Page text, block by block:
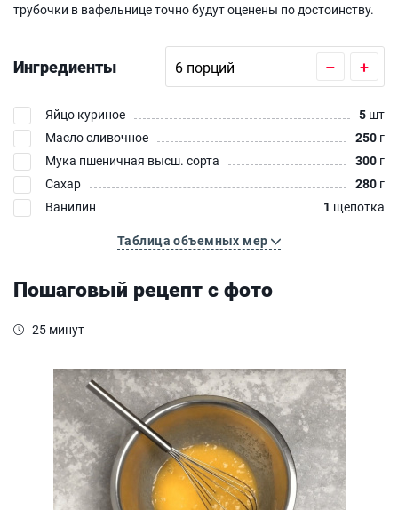
трубочки в вафельнице точно будут оценены по достоинству.
Ингредиенты – +
Яйцо куриное 5 шт
Масло сливочное
250 г
Мука пшеничная высш. сорта
300 г
Сахар
280 г
Ванилин
1 щепотка
Таблица объемных мер
Пошаговый рецепт с фото
25 минут